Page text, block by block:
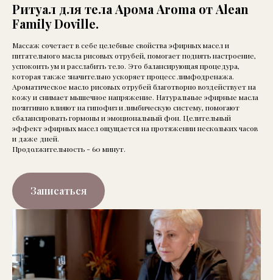
Ритуал для тела Арома Aroma от Alean
Family Doville.
Массаж сочетает в себе целебные свойства эфирных масел и
питательного масла рисовых отрубей, помогает поднять настроение,
успокоить ум и расслабить тело. Это балансирующая процедура,
которая также значительно ускоряет процесс лимфодренажа.
Ароматическое масло рисовых отрубей благотворно воздействует на
кожу и снимает мышечное напряжение. Натуральные эфирные масла
позитивно влияют на гипофиз и лимбическую систему, помогают
сбалансировать гормоны и эмоциональный фон. Целительный
эффект эфирных масел ощущается на протяжении нескольких часов
и даже дней.
Продолжительность - 60 минут.
Записаться